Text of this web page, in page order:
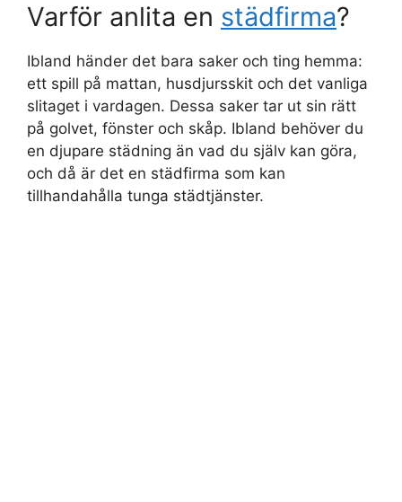
Varför anlita en städfirma?
Ibland händer det bara saker och ting hemma:
ett spill på mattan, husdjursskit och det vanliga
slitaget i vardagen. Dessa saker tar ut sin rätt
på golvet, fönster och skåp. Ibland behöver du
en djupare städning än vad du själv kan göra,
och då är det en städfirma som kan
tillhandahålla tunga städtjänster.